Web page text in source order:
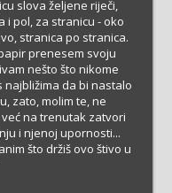
slova željene riječi,
i pol, za stranicu - oko
stranica po stranica.
prenesem svoju
nešto što nikome
najbližima da bi nastalo
zato, molim te, ne
na trenutak zatvori
i njenoj upornosti...
što držiš ovo štivo u